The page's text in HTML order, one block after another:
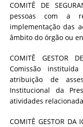
COMITÊ DE
pessoas com a
implementação das
âmbito do órgão ou
COMITÊ GESTOR
Comissão
atribuição de
Institucional da
atividades
COMITÊ GESTOR